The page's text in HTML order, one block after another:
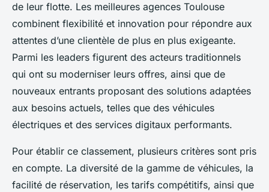
de leur flotte. Les meilleures agences Toulouse
combinent flexibilité et innovation pour répondre aux
attentes d’une clientèle de plus en plus exigeante.
Parmi les leaders figurent des acteurs traditionnels
qui ont su moderniser leurs offres, ainsi que de
nouveaux entrants proposant des solutions adaptées
aux besoins actuels, telles que des véhicules
électriques et des services digitaux performants.
Pour établir ce classement, plusieurs critères sont pris
en compte. La diversité de la gamme de véhicules, la
facilité de réservation, les tarifs compétitifs, ainsi que